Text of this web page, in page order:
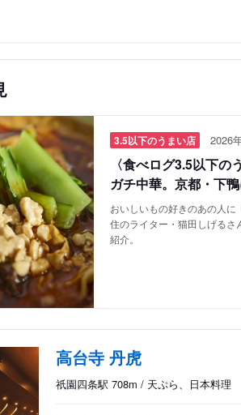
3.5以下のうまい店 2026
〈食べログ3.5以下
ガチ中華。京都・下
おいしいもの好きのあの人
住のライター・猫田しげる
紹介。
高台寺 丹虎
祇園四条駅 708m / 天ぷら、日本料理